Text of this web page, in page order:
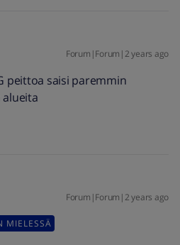
Forum|Forum|2 years ago
peittoa saisi paremmin
Forum|Forum|2 years ago
MIELESSÄ